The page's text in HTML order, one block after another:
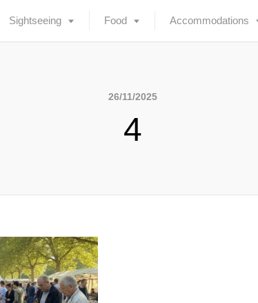
Sightseeing Food Accommodations
26/11/2025
4